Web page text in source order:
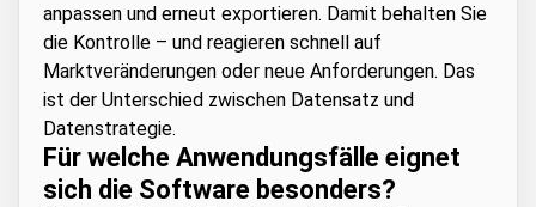
anpassen und erneut exportieren. Damit behalten Sie
die Kontrolle – und reagieren schnell auf
Marktveränderungen oder neue Anforderungen. Das
ist der Unterschied zwischen Datensatz und
Datenstrategie.
Für welche Anwendungsfälle eignet
sich die Software besonders?